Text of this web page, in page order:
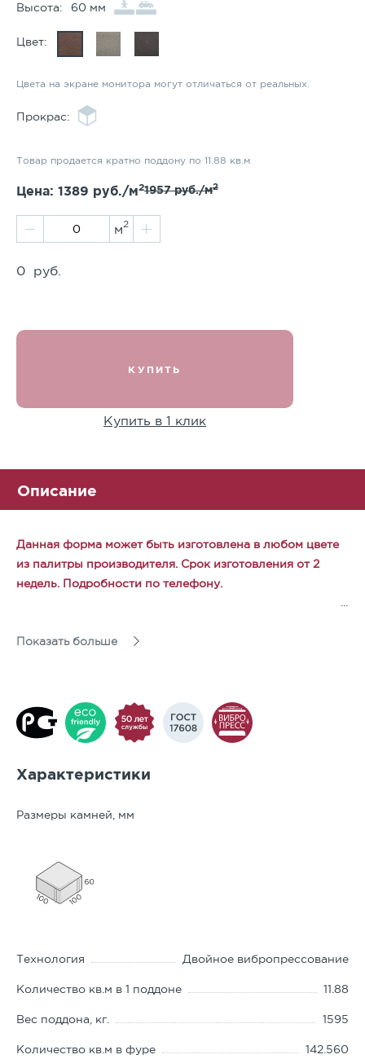
Высота: 60 мм
Цвет:
Цвета на экране монитора могут отличаться от реальных.
Прокрас:
Товар продается кратно поддону по 11.88 кв.м
Цена: 1389 руб./м21957руб./м2
м2
0 руб.
КУПИТЬ
Купить в 1 клик
Описание
Данная форма может быть изготовлена в любом цвете
из палитры производителя. Срок изготовления от 2
недель. Подробности по телефону.
крупноформатными квадратными плитами. При этом
квадрат хорошо смотрится и сам по себе, когда уложен
на небольших пространствах. Отлично подходит для
окантовки дорожек в качестве альтернативы садовому
Показать больше
Характеристики
Размеры камней, мм
Технология Двойное вибропрессование
Количество кв.м в 1 поддоне 11.88
Вес поддона, кг. 1595
Количество кв.м в фуре 142.560